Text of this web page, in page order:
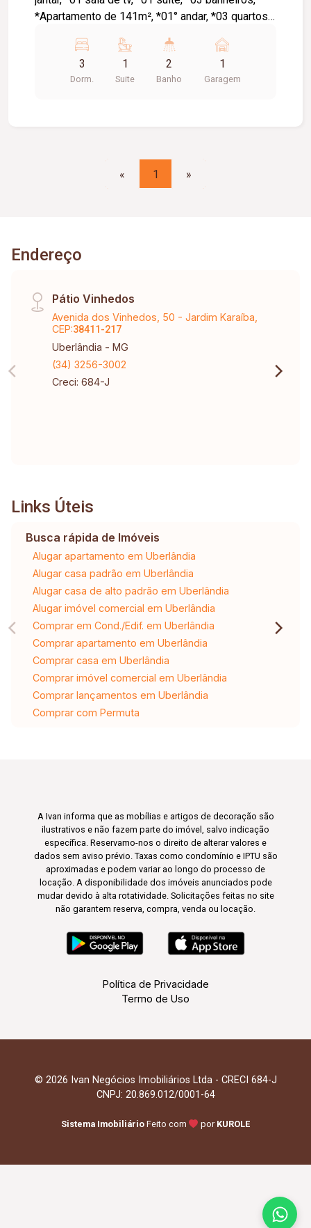
*Apartamento de 141m², *01° andar, *03 quartos,
horas, * Salão de Festas, *02 elevadores.
3
Dorm.
1
Suite
2
Banho
1
Garagem
« 1 »
Endereço
Pátio Vinhedos
Avenida dos Vinhedos, 50 - Jardim Karaíba,
CEP:38411-217
Uberlândia - MG
(34) 3256-3002
Creci: 684-J
Links Úteis
Busca rápida de Imóveis
Alugar apartamento em Uberlândia
Alugar casa padrão em Uberlândia
Alugar casa de alto padrão em Uberlândia
Alugar imóvel comercial em Uberlândia
Comprar em Cond./Edif. em Uberlândia
Comprar apartamento em Uberlândia
Comprar casa em Uberlândia
Comprar imóvel comercial em Uberlândia
Comprar lançamentos em Uberlândia
Comprar com Permuta
A Ivan informa que as mobílias e artigos de decoração são
ilustrativos e não fazem parte do imóvel, salvo indicação
específica. Reservamo-nos o direito de alterar valores e
dados sem aviso prévio. Taxas como condomínio e IPTU são
aproximadas e podem variar ao longo do processo de
locação. A disponibilidade dos imóveis anunciados pode
mudar devido à alta rotatividade. Solicitações feitas no site
não garantem reserva, compra, venda ou locação.
Política de Privacidade
Termo de Uso
© 2026 Ivan Negócios Imobiliários Ltda - CRECI 684-J
CNPJ: 20.869.012/0001-64
Sistema Imobiliário Feito com por KUROLE